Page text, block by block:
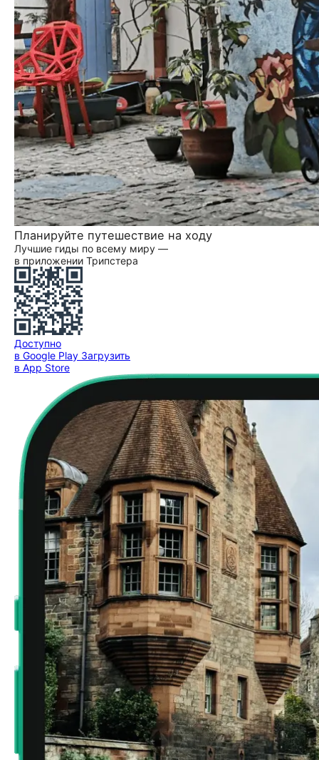
Планируйте путешествие на ходу
Лучшие гиды по всему миру —
в приложении Трипстера
Доступно
в Google Play Загрузить
в App Store